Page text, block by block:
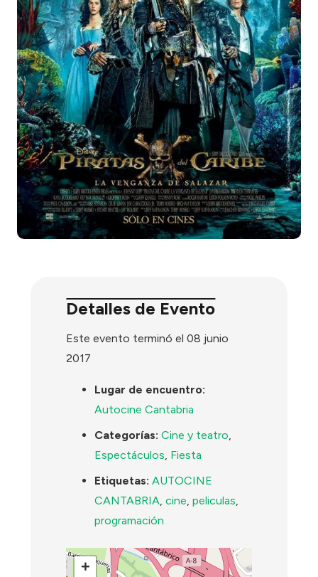
Detalles de Evento
Este evento terminó el 08 junio
2017
Lugar de encuentro:
Autocine Cantabria
Categorías: Cine y teatro,
Espectáculos, Fiesta
Etiquetas: AUTOCINE
CANTABRIA,cine,peliculas,
programación
+